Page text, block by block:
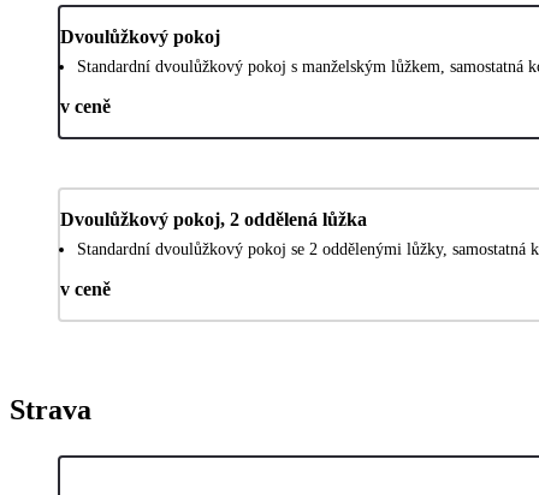
Dvoulůžkový pokoj
Standardní dvoulůžkový pokoj s manželským lůžkem, samostatná
v ceně
Dvoulůžkový pokoj, 2 oddělená lůžka
Standardní dvoulůžkový pokoj se 2 oddělenými lůžky, samostatná
v ceně
Strava